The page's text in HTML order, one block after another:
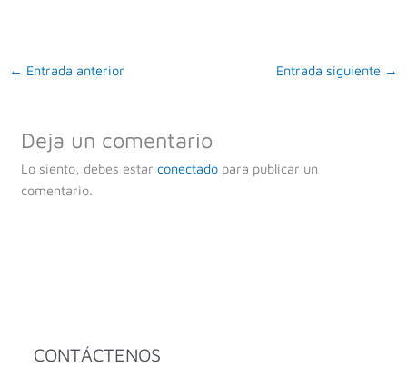
← Entrada anterior Entrada siguiente →
Deja un comentario
Lo siento, debes estar conectadopara publicar un
comentario.
CONTÁCTENOS